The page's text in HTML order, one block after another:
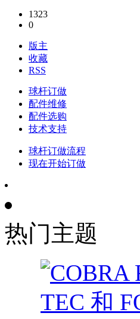
1323
0
版主
收藏
RSS
球杆订做
配件维修
配件选购
技术支持
球杆订做流程
现在开始订做
热门主题